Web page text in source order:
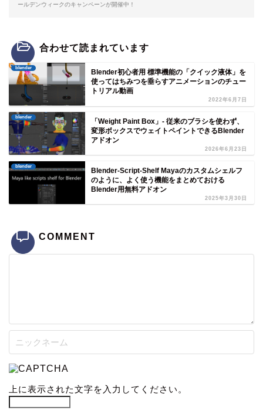
ールデンウィークのキャンペーンが開催中！
合わせて読まれています
blender
Blender初心者用 標準機能の「クイック液体」を
使ってはちみつを垂らすアニメーションのチュー
トリアル動画
2022年6月7日
blender
「Weight Paint Box」- 従来のブラシを使わず、
変形ボックスでウェイトペイントできるBlender
アドオン
2026年6月23日
blender
Blender-Script-Shelf Mayaのカスタムシェルフ
のように、よく使う機能をまとめておける
Blender用無料アドオン
2025年3月30日
COMMENT
上に表示された文字を入力してください。